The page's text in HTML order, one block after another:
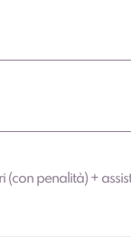
penalità) +